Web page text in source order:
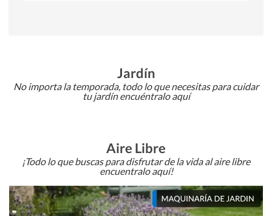
Jardín
No importa la temporada, todo lo que necesitas para cuidar
tu jardín encuéntralo aquí
Aire Libre
¡Todo lo que buscas para disfrutar de la vida al aire libre
encuentralo aquí!